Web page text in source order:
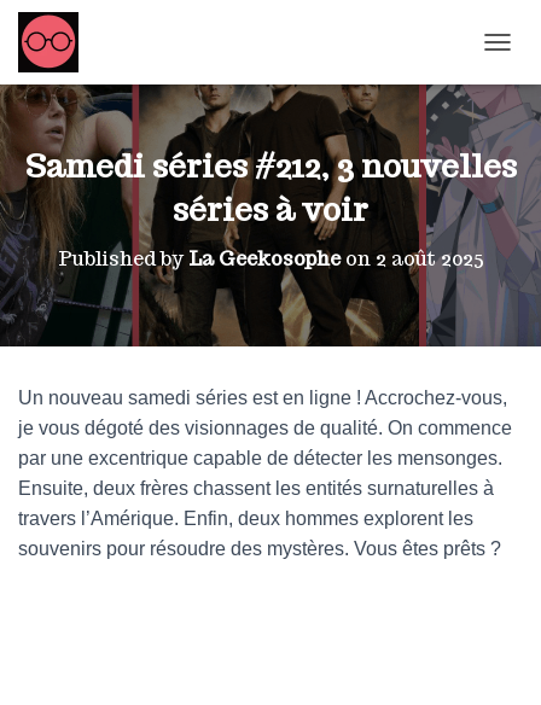
Samedi séries #212, 3 nouvelles
séries à voir
Published byLa Geekosopheon 2 août 2025
Un nouveau samedi séries est en ligne ! Accrochez-vous,
je vous dégoté des visionnages de qualité. On commence
par une excentrique capable de détecter les mensonges.
Ensuite, deux frères chassent les entités surnaturelles à
travers l’Amérique. Enfin, deux hommes explorent les
souvenirs pour résoudre des mystères. Vous êtes prêts ?